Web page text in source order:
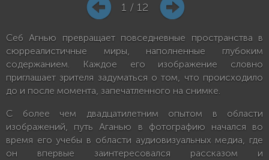
1 / 12
Себ Агнью превращает повседневные пространства в
сюрреалистичные миры, наполненные глубоким
содержанием. Каждое его изображение словно
приглашает зрителя задуматься о том, что происходило
до и после момента, запечатленного на снимке.
С более чем двадцатилетним опытом в области
изображений, путь Аганью в фотографию начался во
время его учебы в области аудиовизуальных медиа, где
он впервые заинтересовался рассказом и